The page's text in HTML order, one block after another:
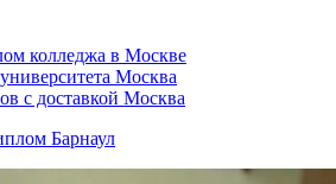
колледжа в Москве
Москва
с доставкой Москва
Барнаул